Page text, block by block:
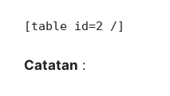
[table id=2 /]
Catatan :